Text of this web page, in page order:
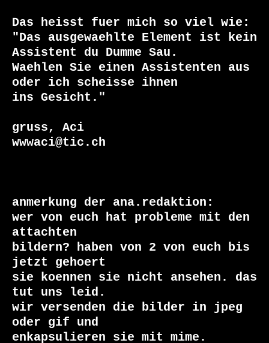
Das heisst fuer mich so viel wie:
"Das ausgewaehlte Element ist kein
Assistent du Dumme Sau.
Waehlen Sie einen Assistenten aus
oder ich scheisse ihnen
ins Gesicht."
gruss, Aci
wwwaci@tic.ch
anmerkung der ana.redaktion:
wer von euch hat probleme mit den
attachten
bildern? haben von 2 von euch bis
jetzt gehoert
sie koennen sie nicht ansehen. das
tut uns leid.
wir versenden die bilder in jpeg
oder gif und
enkapsulieren sie mit mime.